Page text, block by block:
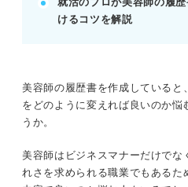
POINT：履歴書提出時も
忙しい時間帯を避ける。
美容師の履歴書はおし
形式
ここは美容師も同じ！
ント
けるコツを解説
美容師の履歴書を作成している
をどのように変えれば良いのか悩
うか。
美容師はビジネスマナーだけでな
れさを求められる職業でもあるた